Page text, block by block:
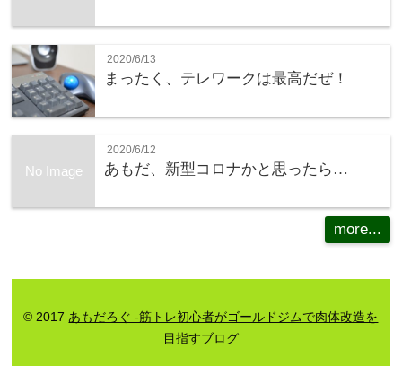
2020/6/13
まったく、テレワークは最高だぜ！
No Image
2020/6/12
あもだ、新型コロナかと思ったら…
more...
© 2017 あもだろぐ -筋トレ初心者がゴールドジムで肉体改造を
目指すブログ